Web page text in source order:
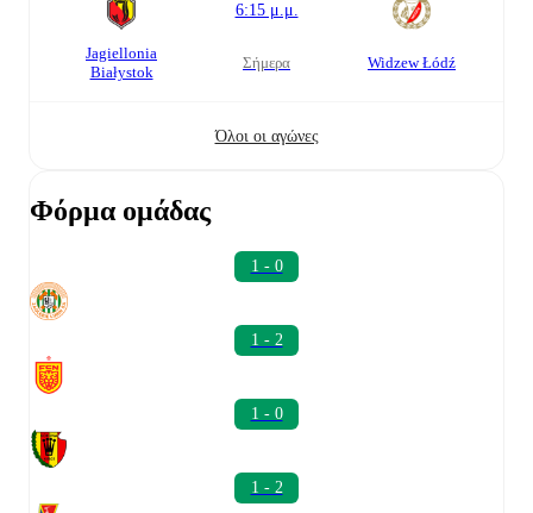
Jagiellonia
Białystok
6:15 μ.μ.
σήμερα Widzew Łódź
Όλοι οι αγώνες
Φόρμα ομάδας
1 - 0
1 - 2
1 - 0
1 - 2